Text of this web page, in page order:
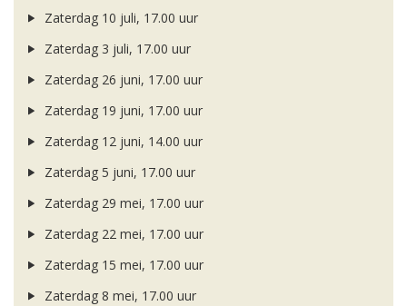
Zaterdag 10 juli, 17.00 uur
Zaterdag 3 juli, 17.00 uur
Zaterdag 26 juni, 17.00 uur
Zaterdag 19 juni, 17.00 uur
Zaterdag 12 juni, 14.00 uur
Zaterdag 5 juni, 17.00 uur
Zaterdag 29 mei, 17.00 uur
Zaterdag 22 mei, 17.00 uur
Zaterdag 15 mei, 17.00 uur
Zaterdag 8 mei, 17.00 uur